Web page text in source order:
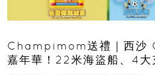
Champimom送禮｜西沙
嘉年華！22米海盜船、4大